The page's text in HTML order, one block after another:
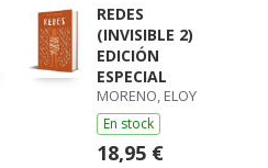
REDES
(INVISIBLE 2)
EDICIÓN
ESPECIAL
MORENO, ELOY
En stock
18,95 €